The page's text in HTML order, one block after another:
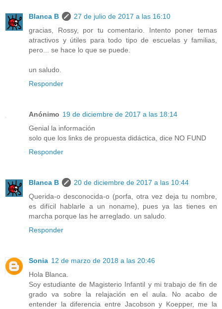
Blanca B
27 de julio de 2017 a las 16:10
gracias, Rossy, por tu comentario. Intento poner temas
atractivos y útiles para todo tipo de escuelas y familias,
pero... se hace lo que se puede.
un saludo.
Responder
Anónimo 19 de diciembre de 2017 a las 18:14
Genial la información
solo que los links de propuesta didáctica, dice NO FUND
Responder
Blanca B
20 de diciembre de 2017 a las 10:44
Querida-o desconocida-o (porfa, otra vez deja tu nombre,
es difícil hablarle a un noname), pues ya las tienes en
marcha porque las he arreglado. un saludo.
Responder
Sonia 12 de marzo de 2018 a las 20:46
Hola Blanca.
Soy estudiante de Magisterio Infantil y mi trabajo de fin de
grado va sobre la relajación en el aula. No acabo de
entender la diferencia entre Jacobson y Koepper, me la